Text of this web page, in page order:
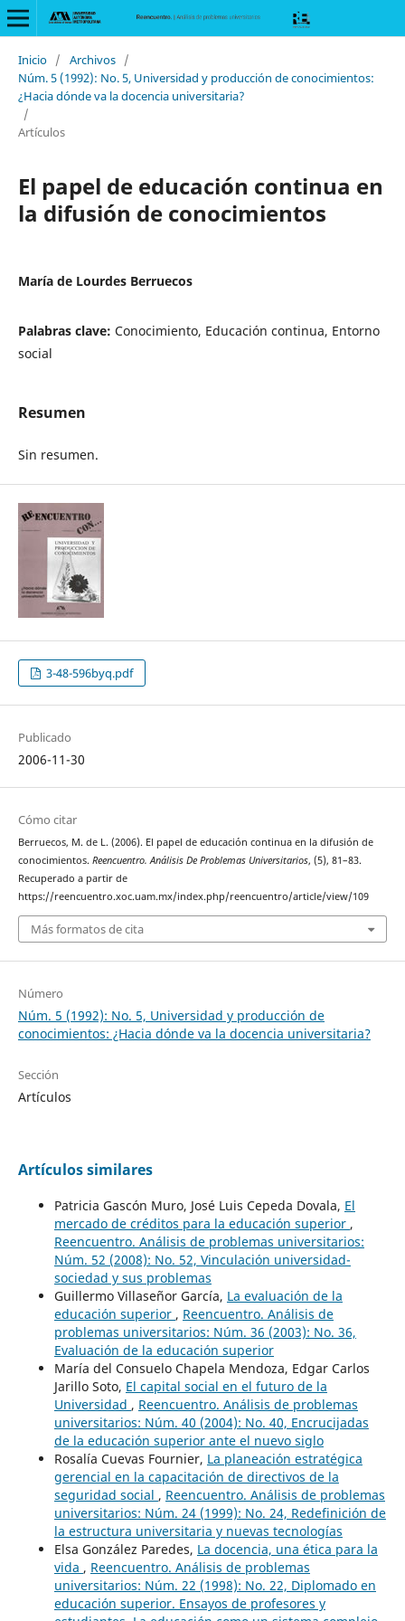
Inicio / Archivos /
Núm. 5 (1992): No. 5, Universidad y producción de conocimientos:
¿Hacia dónde va la docencia universitaria?
/
Artículos
El papel de educación continua en
la difusión de conocimientos
María de Lourdes Berruecos
Palabras clave: Conocimiento, Educación continua, Entorno
social
Resumen
Sin resumen.
3-48-596byq.pdf
Publicado
2006-11-30
Cómo citar
Berruecos, M. de L. (2006). El papel de educación continua en la difusión de
conocimientos. Reencuentro. Análisis De Problemas Universitarios, (5), 81–83.
Recuperado a partir de
https://reencuentro.xoc.uam.mx/index.php/reencuentro/article/view/109
Más formatos de cita
Número
Núm. 5 (1992): No. 5, Universidad y producción de
conocimientos: ¿Hacia dónde va la docencia universitaria?
Sección
Artículos
Artículos similares
Patricia Gascón Muro, José Luis Cepeda Dovala, El
mercado de créditos para la educación superior ,
Reencuentro. Análisis de problemas universitarios:
Núm. 52 (2008): No. 52, Vinculación universidad-
sociedad y sus problemas
Guillermo Villaseñor García, La evaluación de la
educación superior , Reencuentro. Análisis de
problemas universitarios: Núm. 36 (2003): No. 36,
Evaluación de la educación superior
María del Consuelo Chapela Mendoza, Edgar Carlos
Jarillo Soto, El capital social en el futuro de la
Universidad , Reencuentro. Análisis de problemas
universitarios: Núm. 40 (2004): No. 40, Encrucijadas
de la educación superior ante el nuevo siglo
Rosalía Cuevas Fournier, La planeación estratégica
gerencial en la capacitación de directivos de la
seguridad social , Reencuentro. Análisis de problemas
universitarios: Núm. 24 (1999): No. 24, Redefinición de
la estructura universitaria y nuevas tecnologías
Elsa González Paredes, La docencia, una ética para la
vida , Reencuentro. Análisis de problemas
universitarios: Núm. 22 (1998): No. 22, Diplomado en
educación superior. Ensayos de profesores y